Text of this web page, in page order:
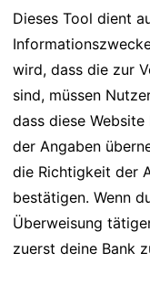
Dieses Tool dient
wird, dass die zur
sind, müssen
dass diese
der Angaben
die Richtigkeit der
bestätigen. Wenn
Überweisung
zuerst deine Bank